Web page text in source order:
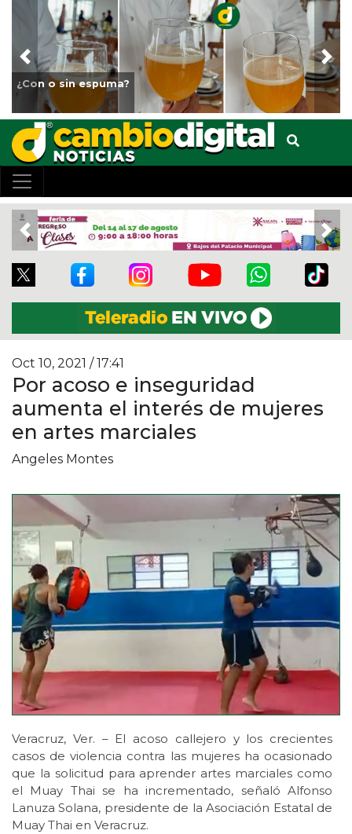
¿Con o sin espuma?
Previous
Previous
Oct 10, 2021 / 17:41
Por acoso e inseguridad
aumenta el interés de mujeres
en artes marciales
Angeles Montes
Veracruz, Ver. – El acoso callejero y los crecientes
casos de violencia contra las mujeres ha ocasionado
que la solicitud para aprender artes marciales como
el Muay Thai se ha incrementado, señaló Alfonso
Lanuza Solana, presidente de la Asociación Estatal de
Muay Thai en Veracruz.